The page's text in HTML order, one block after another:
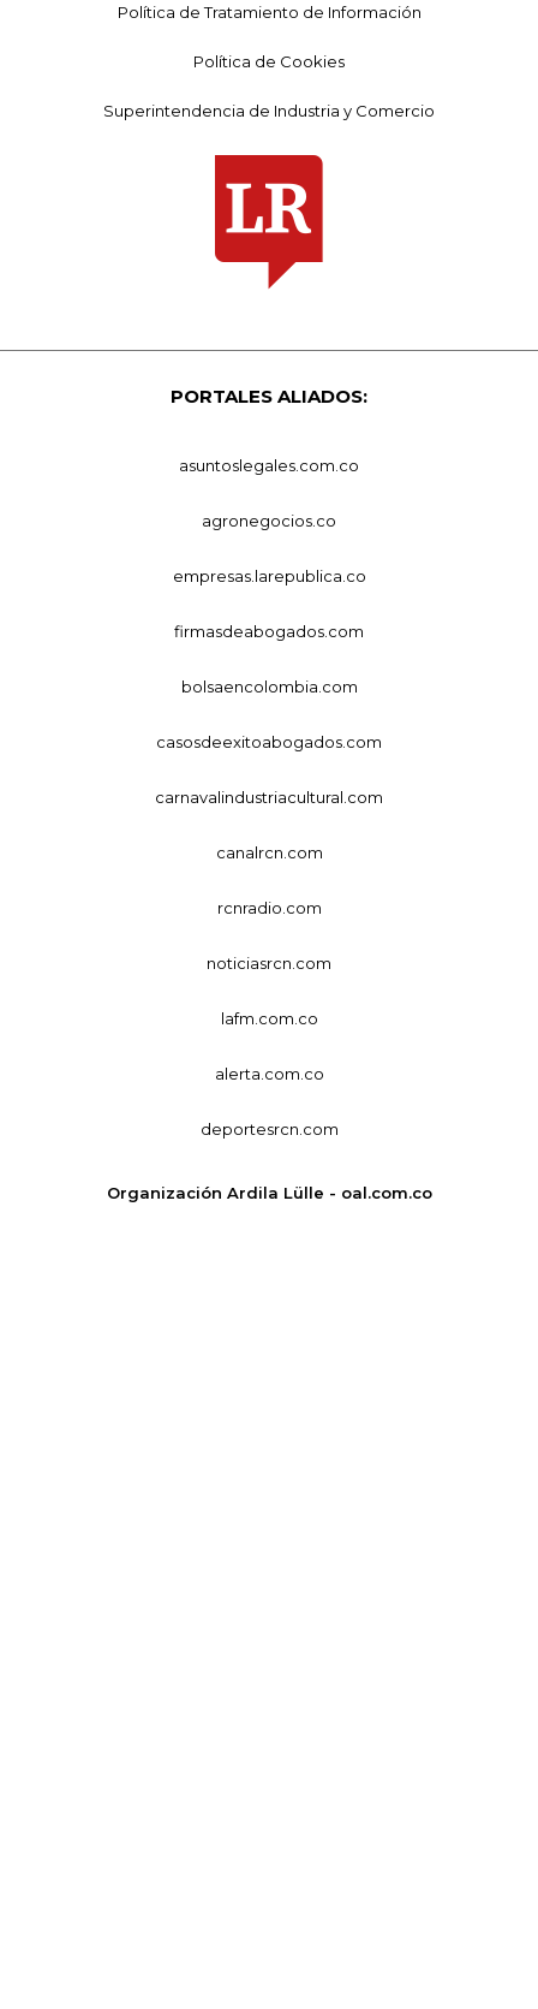
Política de Tratamiento de Información
Política de Cookies
Superintendencia de Industria y Comercio
PORTALES ALIADOS:
asuntoslegales.com.co
agronegocios.co
empresas.larepublica.co
firmasdeabogados.com
bolsaencolombia.com
casosdeexitoabogados.com
carnavalindustriacultural.com
canalrcn.com
rcnradio.com
noticiasrcn.com
lafm.com.co
alerta.com.co
deportesrcn.com
Organización Ardila Lülle - oal.com.co